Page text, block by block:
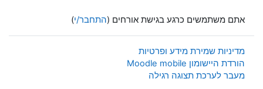
אתם משתמשים כרגע בגישת אורחים (התחבר/י)
מדיניות שמירת מידע ופרטיות
הורדת היישומון Moodle mobile
מעבר לערכת תצוגה רגילה